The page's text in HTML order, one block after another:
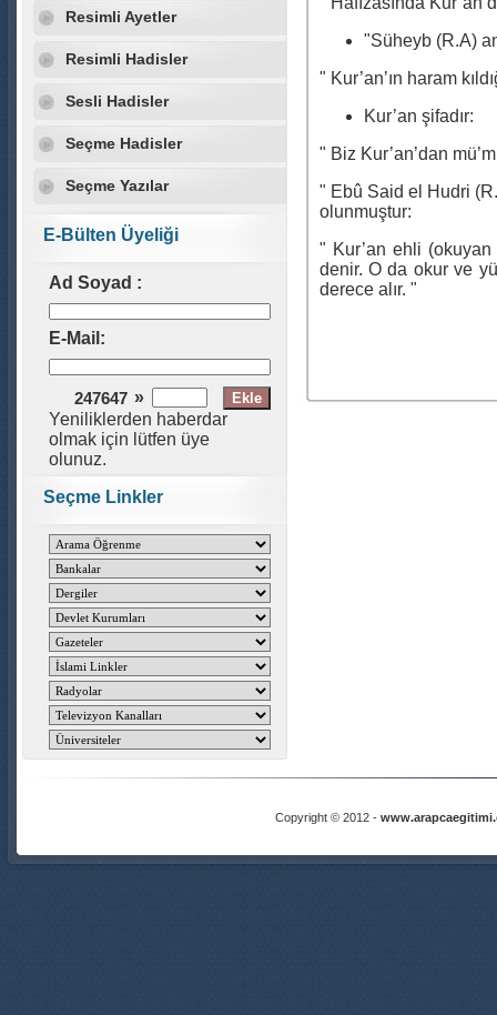
Resimli Ayetler
Resimli Hadisler
Sesli Hadisler
Seçme Hadisler
Seçme Yazılar
E-Bülten Üyeliği
Ad Soyad :
E-Mail:
247647 »
Yeniliklerden haberdar
olmak için lütfen üye
olunuz.
Seçme Linkler
"Süheyb (R.A)
" Kur’an’ın haram
Kur’an şifadır:
" Biz Kur’an’dan
" Ebû Said el Hudri
olunmuştur:
" Kur’an ehli
denir. O da okur ve
derece alır. "
Copyright © 2012 -